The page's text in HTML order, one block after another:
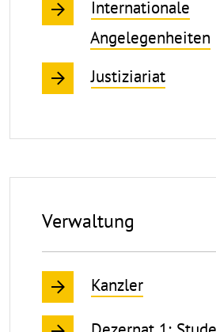
Internationale
Angelegenheiten
Justiziariat
Verwaltung
Kanzler